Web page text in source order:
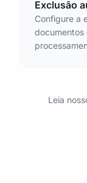
Exclusão
Configure a
documentos
Leia